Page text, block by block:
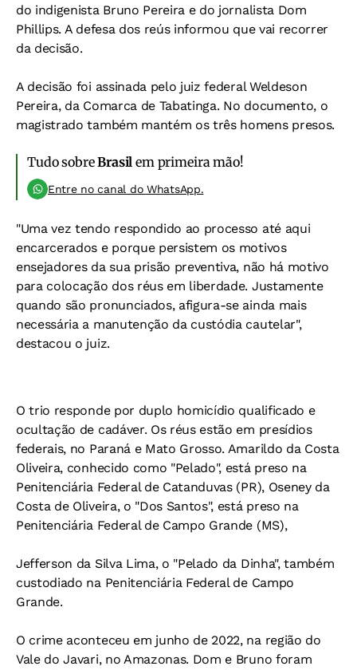
do indigenista Bruno Pereira e do jornalista Dom
Phillips. A defesa dos reús informou que vai recorrer
da decisão.
A decisão foi assinada pelo juiz federal Weldeson
Pereira, da Comarca de Tabatinga. No documento, o
magistrado também mantém os três homens presos.
Tudo sobreBrasil em primeira mão!
Entre no canal do WhatsApp.
"Uma vez tendo respondido ao processo até aqui
encarcerados e porque persistem os motivos
ensejadores da sua prisão preventiva, não há motivo
para colocação dos réus em liberdade. Justamente
quando são pronunciados, afigura-se ainda mais
necessária a manutenção da custódia cautelar",
destacou o juiz.
O trio responde por duplo homicídio qualificado e
ocultação de cadáver. Os réus estão em presídios
federais, no Paraná e Mato Grosso. Amarildo da Costa
Oliveira, conhecido como "Pelado", está preso na
Penitenciária Federal de Catanduvas (PR), Oseney da
Costa de Oliveira, o "Dos Santos", está preso na
Penitenciária Federal de Campo Grande (MS),
Jefferson da Silva Lima, o "Pelado da Dinha", também
custodiado na Penitenciária Federal de Campo
Grande.
O crime aconteceu em junho de 2022, na região do
Vale do Javari, no Amazonas. Dom e Bruno foram